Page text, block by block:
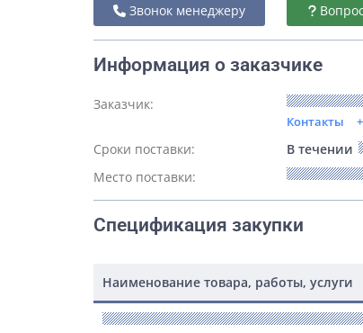
Звонок менеджеру
Информация о заказчике
Заказчик:
Контакты
Сроки поставки: В течении
Место поставки:
Спецификация закупки
Наименование товара, работы, услуги